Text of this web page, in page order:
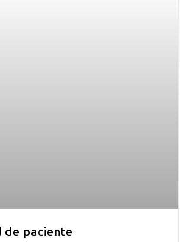
de paciente